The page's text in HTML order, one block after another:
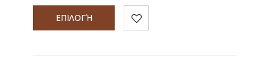
ΕΠΙΛΟΓΉ